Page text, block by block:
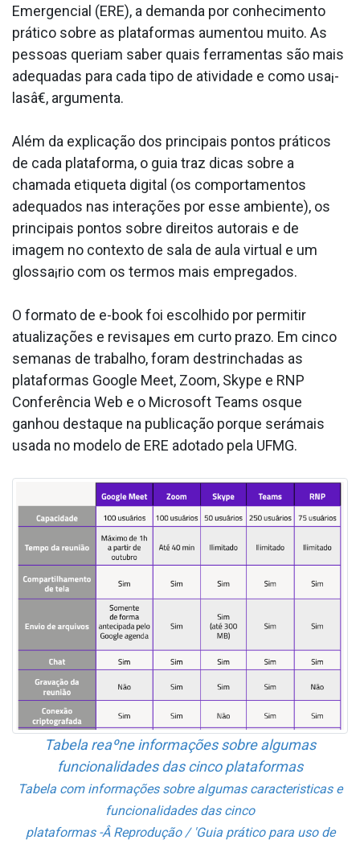
Emergencial (ERE), a demanda por conhecimento
prático sobre as plataformas aumentou muito. As
pessoas queriam saber quais ferramentas são mais
adequadas para cada tipo de atividade e como usa¡-
lasâ€, argumenta.
Além da explicação dos principais pontos práticos
de cada plataforma, o guia traz dicas sobre a
chamada etiqueta digital (os comportamentos
adequados nas interações por esse ambiente), os
principais pontos sobre direitos autorais e de
imagem no contexto de sala de aula virtual e um
glossa¡rio com os termos mais empregados.
O formato de e-book foi escolhido por permitir
atualizações e revisaµes em curto prazo. Em cinco
semanas de trabalho, foram destrinchadas as
plataformas Google Meet, Zoom, Skype e RNP
Conferência Web e o Microsoft Teams osque
ganhou destaque na publicação porque serámais
usada no modelo de ERE adotado pela UFMG.
Tabela reaºne informações sobre algumas
funcionalidades das cinco plataformas
Tabela com informações sobre algumas caracteri­sticas e
funcionalidades das cinco
plataformas -Â Reprodução / 'Guia prático para uso de